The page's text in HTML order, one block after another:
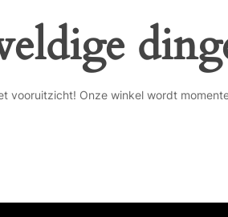
vooruitzicht! Onze winkel wordt